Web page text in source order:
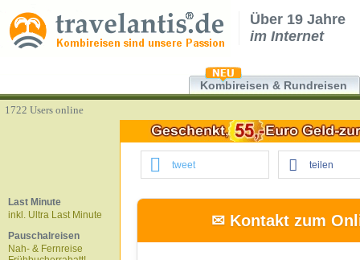
Über 19 Jahre
im Internet
Kombireisen & Rundreisen
1722 Users online
tweet teilen
Last Minute
inkl. Ultra Last Minute
Pauschalreisen
Nah- & Fernreise
✉ Kontakt zum